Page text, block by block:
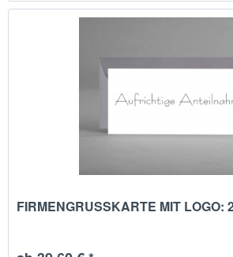
FIRMENGRUSSKARTE MIT LOGO: